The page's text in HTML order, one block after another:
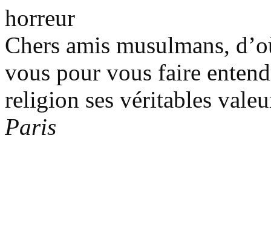
horreur
Chers amis musulmans,
vous pour vous faire
religion ses véritables
Paris